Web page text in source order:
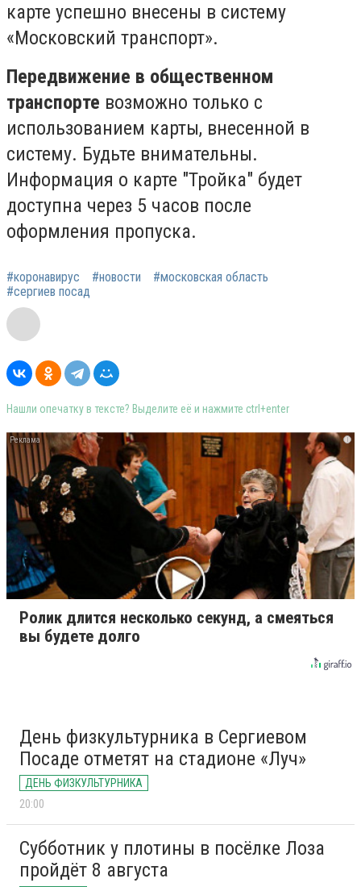
карте успешно внесены в систему
«Московский транспорт».
Передвижение в общественном
транспорте возможно только с
использованием карты, внесенной в
систему. Будьте внимательны.
Информация о карте "Тройка" будет
доступна через 5 часов после
оформления пропуска.
#коронавирус #новости
#московская область
#сергиев посад
Нашли опечатку в тексте? Выделите её и нажмите ctrl+enter
i
Ролик длится несколько секунд, а смеяться
вы будете долго
День физкультурника в Сергиевом
Посаде отметят на стадионе «Луч»
ДЕНЬ ФИЗКУЛЬТУРНИКА
20:00
Субботник у плотины в посёлке Лоза
пройдёт 8 августа